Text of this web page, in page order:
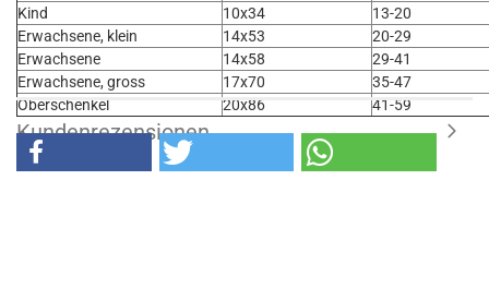
Kind
10x34
13-20
Erwachsene, klein
14x53
20-29
Erwachsene
14x58
29-41
Erwachsene, gross
17x70
35-47
Oberschenkel
20x86 41-59
Kundenrezensionen